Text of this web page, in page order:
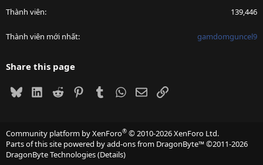
Thành viên 139,446
Thành viên mới nhất gamdomguncel9
Share this page
BlueskyLinkedIn
Reddit PinterestTumblrWhatsApp
EmailLink
Community platform by XenForo® © 2010-2026 XenForo Ltd.
Parts of this site powered byadd-ons from DragonByte™©2011-2026
DragonByte Technologies(Details)